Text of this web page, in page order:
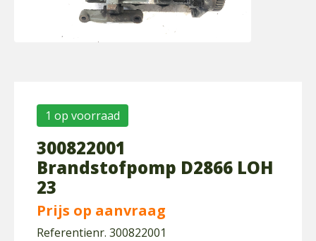
1 op voorraad
300822001
Brandstofpomp D2866 LOH
23
Prijs op aanvraag
Referentienr. 300822001